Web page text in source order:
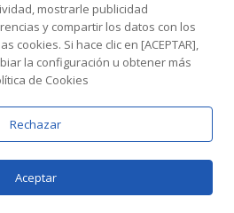
mostrarle publicidad
y compartir los datos con los
cookies. Si hace clic en [ACEPTAR],
la configuración u obtener más
de Cookies
Rechazar
Aceptar